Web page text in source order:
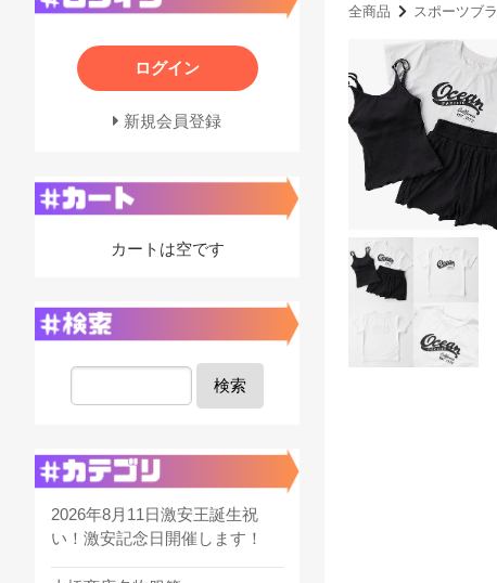
全商品 スポーツブ
ログイン
新規会員登録
カートは空です
検索
2026年8月11日激安王誕生祝
い！激安記念日開催します！